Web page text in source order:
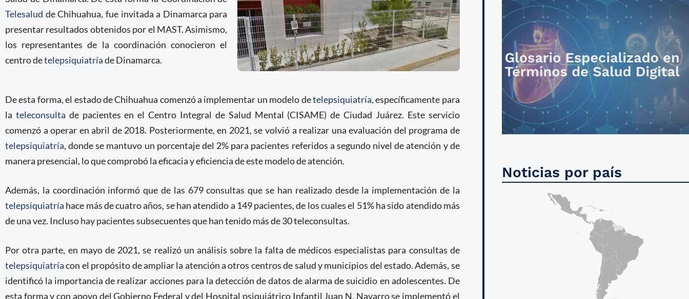
Telesalud de Chihuahua, fue invitada a Dinamarca para
presentar resultados obtenidos por el MAST. Asimismo,
los representantes de la coordinación conocieron el
centro detelepsiquiatríade Dinamarca.
De esta forma, el estado de Chihuahua comenzó a implementar un modelo detelepsiquiatría, específicamente para
la teleconsulta de pacientes en el Centro Integral de Salud Mental (CISAME) de Ciudad Juárez. Este servicio
comenzó a operar en abril de 2018. Posteriormente, en 2021, se volvió a realizar una evaluación del programa de
telepsiquiatría, donde se mantuvo un porcentaje del 2% para pacientes referidos a segundo nivel de atención y de
manera presencial, lo que comprobó la eficacia y eficiencia de este modelo de atención.
Además, la coordinación informó que de las 679 consultas que se han realizado desde la implementación de la
telepsiquiatría hace más de cuatro años, se han atendido a 149 pacientes, de los cuales el 51% ha sido atendido más
de una vez. Incluso hay pacientes subsecuentes que han tenido más de 30 teleconsultas.
Por otra parte, en mayo de 2021, se realizó un análisis sobre la falta de médicos especialistas para consultas de
telepsiquiatríacon el propósito de ampliar la atención a otros centros de salud y municipios del estado. Además, se
identificó la importancia de realizar acciones para la detección de datos de alarma de suicidio en adolescentes. De
esta forma y con apoyo del Gobierno Federal y del Hospital psiquiátrico Infantil Juan N. Navarro se implementó el
Noticias por país